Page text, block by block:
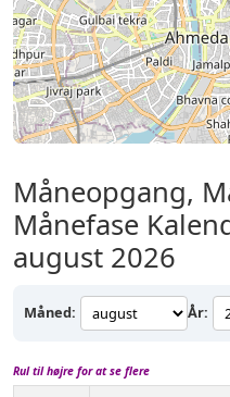
Måneopgang,
Månefase
august 2026
Måned: År:
Rul til højre for at se flere